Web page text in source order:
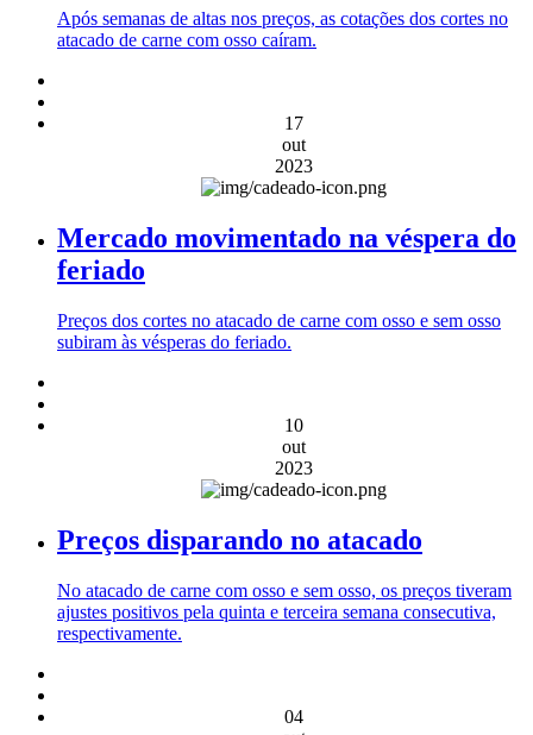
Após semanas de altas nos preços, as cotações dos cortes no
atacado de carne com osso caíram.
17
out
2023
Mercado movimentado na véspera do
feriado
Preços dos cortes no atacado de carne com osso e sem osso
subiram às vésperas do feriado.
10
out
2023
Preços disparando no atacado
No atacado de carne com osso e sem osso, os preços tiveram
ajustes positivos pela quinta e terceira semana consecutiva,
respectivamente.
04